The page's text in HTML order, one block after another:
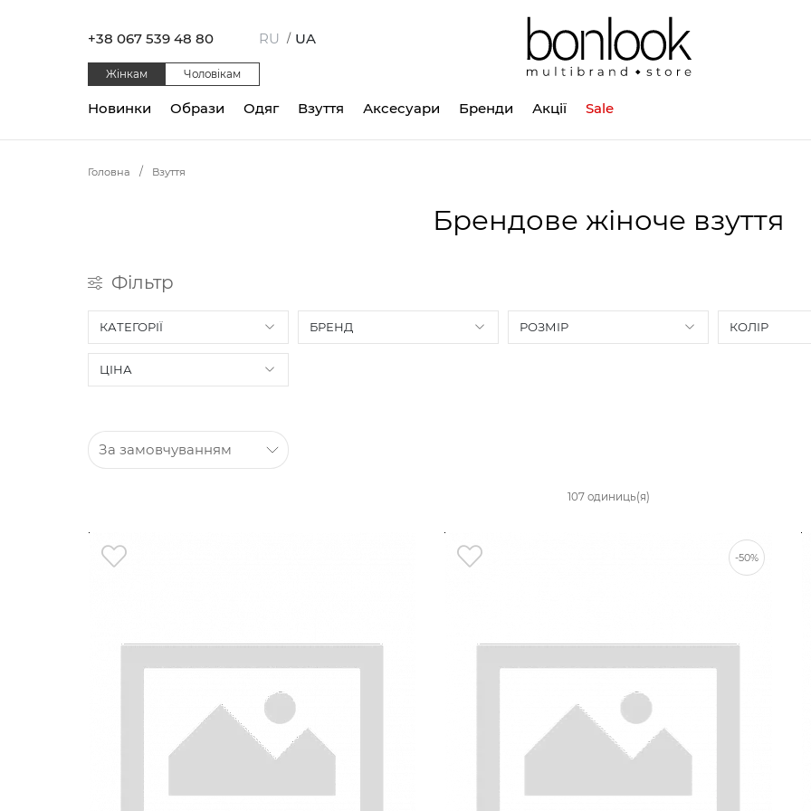
+38 067 539 48 80 RU / UA
Жінкам Чоловікам
Одяг Взуття Аксесуари
Новинки Образи Бренди Акції Sale
Головна Взуття
Брендове жіноче взуття
Фільтр
КАТЕГОРІЇ БРЕНД РОЗМІР КОЛІР
ЦІНА
107 одиниць(я)
-50%